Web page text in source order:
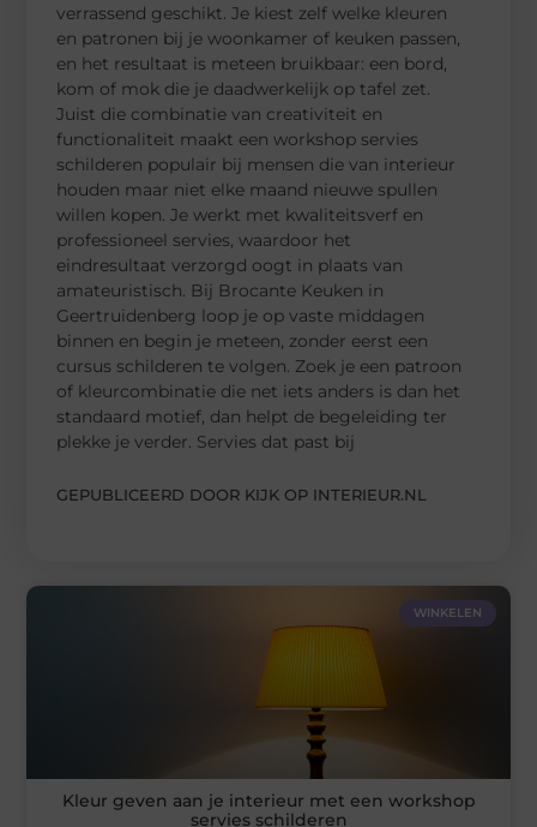
verrassend geschikt. Je kiest zelf welke kleuren
en patronen bij je woonkamer of keuken passen,
en het resultaat is meteen bruikbaar: een bord,
kom of mok die je daadwerkelijk op tafel zet.
Juist die combinatie van creativiteit en
functionaliteit maakt een workshop servies
schilderen populair bij mensen die van interieur
houden maar niet elke maand nieuwe spullen
willen kopen. Je werkt met kwaliteitsverf en
professioneel servies, waardoor het
eindresultaat verzorgd oogt in plaats van
amateuristisch. Bij Brocante Keuken in
Geertruidenberg loop je op vaste middagen
binnen en begin je meteen, zonder eerst een
cursus schilderen te volgen. Zoek je een patroon
of kleurcombinatie die net iets anders is dan het
standaard motief, dan helpt de begeleiding ter
plekke je verder. Servies dat past bij
GEPUBLICEERD DOOR KIJK OP INTERIEUR.NL
WINKELEN
Kleur geven aan je interieur met een workshop
servies schilderen